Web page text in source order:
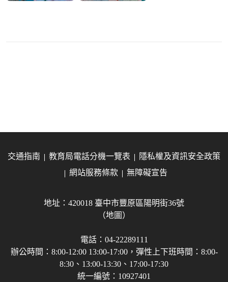
交通指南 教育局電話分機一覽表
隱私權及資訊安全政策
網站服務條款
無障礙宣告
地址：420018 臺中市豐原區陽明街36號
（地圖）
電話：04-22289111
辦公時間：8:00-12:00 13:00-17:00，彈性上下班時間：8:00-
8:30、13:00-13:30、17:00-17:30
統一編號：10927401